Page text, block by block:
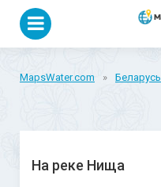
MapsWater.com » Беларусь
На реке Нища